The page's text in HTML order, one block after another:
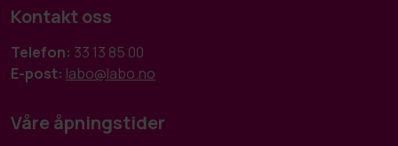
Kontakt oss
Telefon: 33 13 85 00
E-post: labo@labo.no
Våre åpningstider